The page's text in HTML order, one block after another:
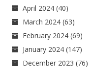
April 2024 (40)
March 2024 (63)
February 2024 (69)
January 2024 (147)
December 2023 (76)